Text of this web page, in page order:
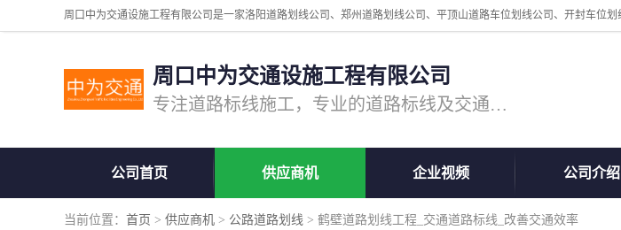
周口中为交通设施工程有限公司
专注道路标线施工，专业的道路标线及交通设施施工服务商!
公司首页 供应商机 企业视频 公司介绍
当前位置： 首页 > 供应商机 > 公路道路划线 > 鹤壁道路划线工程_交通道路标线_改善交通效率